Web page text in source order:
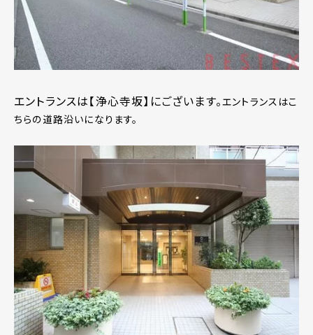
エントランスは【浄心寺坂】にございます。エントランスはこ
ちらの道路沿いになります。